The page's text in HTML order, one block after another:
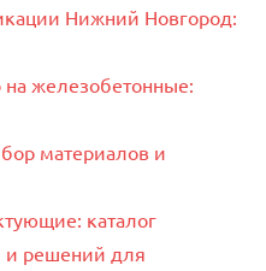
Нижний Новгород:
железобетонные:
материалов и
каталог
и решений для